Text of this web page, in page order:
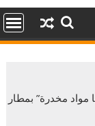
مواد مخدرة” بمطار